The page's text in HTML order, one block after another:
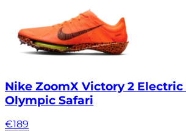
Nike ZoomX Victory 2 Electric
Olympic Safari
€189